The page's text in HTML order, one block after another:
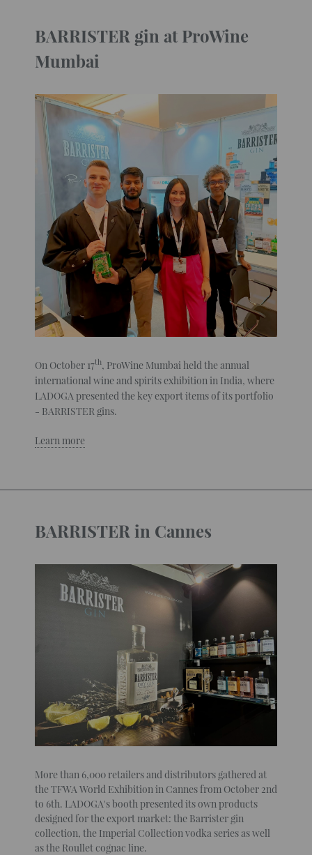
BARRISTER gin at ProWine
Mumbai
On October 17th, ProWine Mumbai held the annual
international wine and spirits exhibition in India, where
LADOGA presented the key export items of its portfolio
- BARRISTER gins.
Learn more
BARRISTER in Cannes
More than 6,000 retailers and distributors gathered at
the TFWA World Exhibition in Cannes from October 2nd
to 6th. LADOGA's booth presented its own products
designed for the export market: the Barrister gin
collection, the Imperial Collection vodka series as well
as the Roullet cognac line.